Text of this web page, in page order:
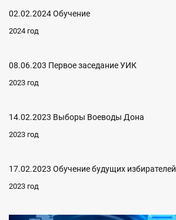
02.02.2024 Обучение
2024 год
08.06.203 Первое заседание УИК
2023 год
14.02.2023 Выборы Воеводы Дона
2023 год
17.02.2023 Обучение будущих избирателей
2023 год